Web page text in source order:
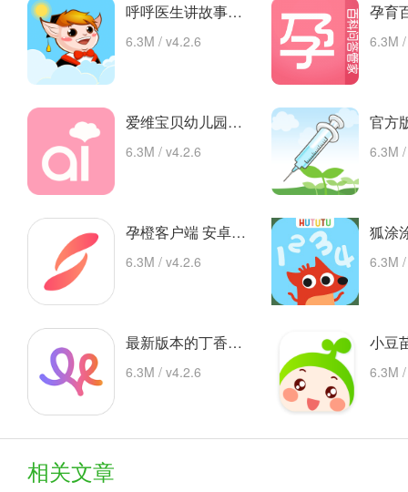
呼呼医生讲故事手机版的故事 安卓下载
6.3M / v4.2.6 6.3M
爱维宝贝幼儿园管理平台 app下载
6.3M / v4.2.6 6.3M
孕橙客户端 安卓下载
6.3M / v4.2.6 6.3M
最新版本的丁香妈妈app 安卓版
6.3M / v4.2.6 6.3M
相关文章